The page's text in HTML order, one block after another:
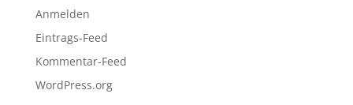
Anmelden
Eintrags-Feed
Kommentar-Feed
WordPress.org